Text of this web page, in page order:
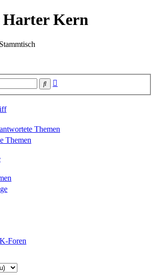
Harter Kern
Suche
Themen
Themen
Foren